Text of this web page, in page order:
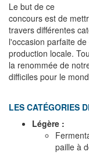
Le but de ce
concours est de
travers différentes
l'occasion parfaite
production locale.
la renommée de
difficiles pour le
LES CATÉGORIES
Légère :
paille à